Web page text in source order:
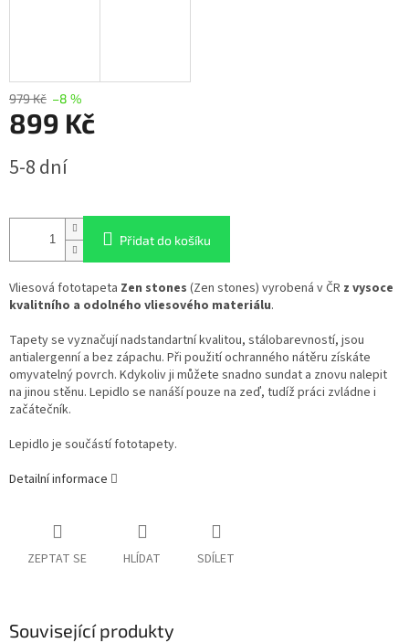
979 Kč –8 %
899 Kč
cena:
5-8 dní
Přidat do košíku
Vliesová fototapeta Zen stones (Zen stones) vyrobená v ČR z vysoce
kvalitního a odolného vliesového materiálu.
Tapety se vyznačují nadstandartní kvalitou, stálobarevností, jsou
antialergenní a bez zápachu. Při použití ochranného nátěru získáte
omyvatelný povrch. Kdykoliv ji můžete snadno sundat a znovu nalepit
na jinou stěnu. Lepidlo se nanáší pouze na zeď, tudíž práci zvládne i
začátečník.
Lepidlo je součástí fototapety.
Detailní informace
ZEPTAT SE HLÍDAT SDÍLET
Související produkty